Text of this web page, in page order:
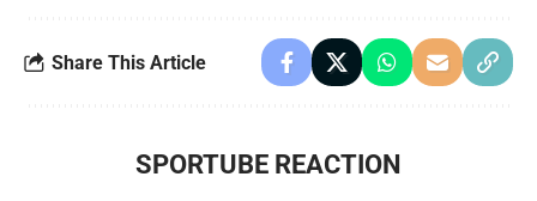
Share This Article
SPORTUBE REACTION